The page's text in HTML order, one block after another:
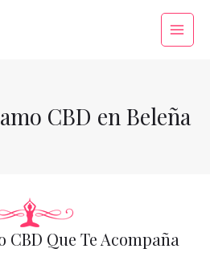
Main
CBD en Beleña
CBD Que Te Acompaña